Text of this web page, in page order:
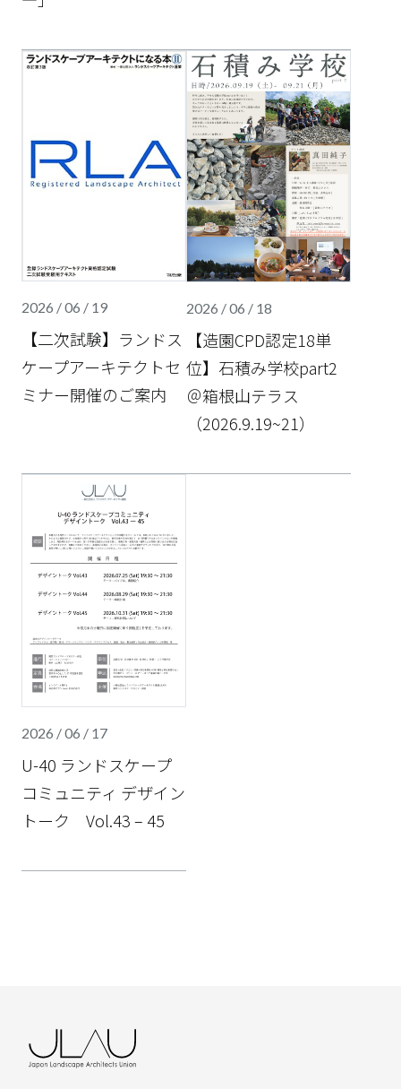
2026 / 06 / 19
【二次試験】ランドス
ケープアーキテクトセ
ミナー開催のご案内
2026 / 06 / 18
【造園CPD認定18単
位】石積み学校part2
＠箱根山テラス
（2026.9.19~21）
2026 / 06 / 17
U-40 ランドスケープ
コミュニティ デザイン
トーク Vol.43 – 45